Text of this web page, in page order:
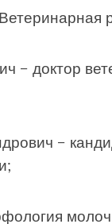
− доктор
−